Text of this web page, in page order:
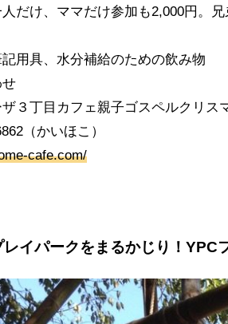
だけ、ママだけ参加も2,000円。
用具、水分補給のための飲み物
３丁目カフェ親子ゴスペルクリス
（かいほこ）
cafe.com/
レイパークをまるかじり！YPC